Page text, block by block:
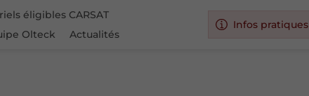
éligibles CARSAT
Olteck Actualités
Infos pratiques